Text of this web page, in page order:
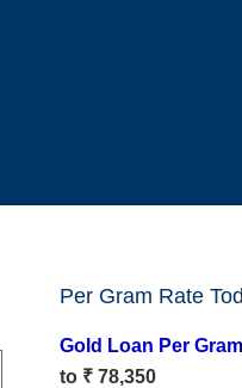
Per Gram Rate
Gold Loan Per Gram
to ₹ 78,350